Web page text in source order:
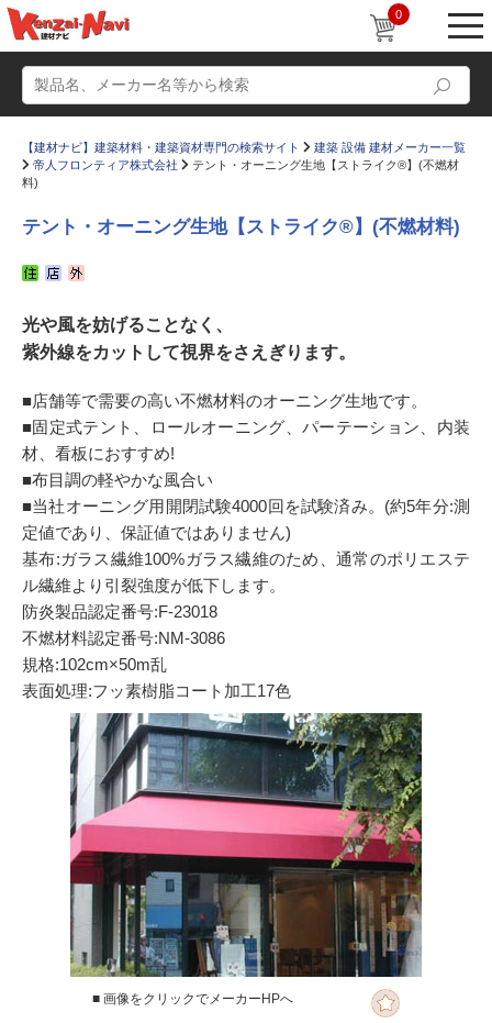
0
動画
かたなび
すまいリング 設計士インタビュー
Q＆A 販売・施工代理店募集
お気に入り
【建材ナビ】建築材料・建築資材専門の検索サイト
建築 設備 建材メーカー一覧
帝人フロンティア株式会社
テント・オーニング生地【ストライク®】(不燃材
料)
テント・オーニング生地【ストライク®】(不燃材料)
光や風を妨げることなく、
紫外線をカットして視界をさえぎります。
■店舗等で需要の高い不燃材料のオーニング生地です。
■固定式テント、ロールオーニング、パーテーション、内装
材、看板におすすめ!
■布目調の軽やかな風合い
■当社オーニング用開閉試験4000回を試験済み。(約5年分:測
定値であり、保証値ではありません)
基布:ガラス繊維100%ガラス繊維のため、通常のポリエステ
ル繊維より引裂強度が低下します。
防炎製品認定番号:F-23018
不燃材料認定番号:NM-3086
規格:102cm×50m乱
表面処理:フッ素樹脂コート加工17色
■ 画像をクリックでメーカーHPへ